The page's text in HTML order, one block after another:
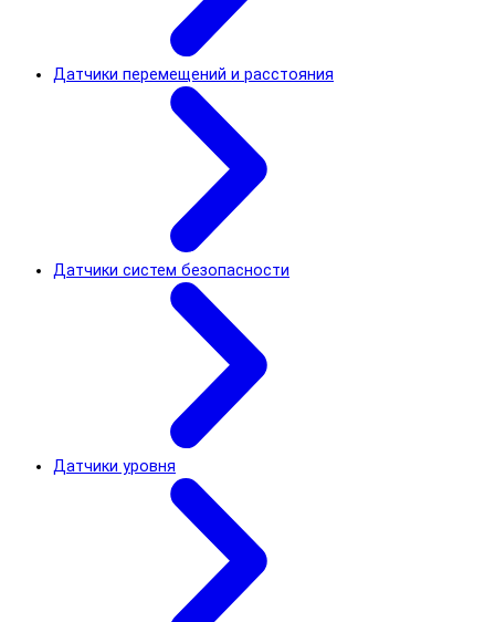
Датчики перемещений и расстояния
Датчики систем безопасности
Датчики уровня